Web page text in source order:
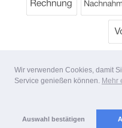
Wir verwenden Cookies, damit
Service genießen können. Mehr
Auswahl bestätigen
Alle